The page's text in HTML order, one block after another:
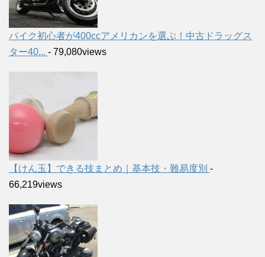
バイク初心者が400ccアメリカンを選ぶ！中古ドラッグス
ター40... - 79,080views
【けん玉】できる技まとめ｜基本技・難易度別 -
66,219views